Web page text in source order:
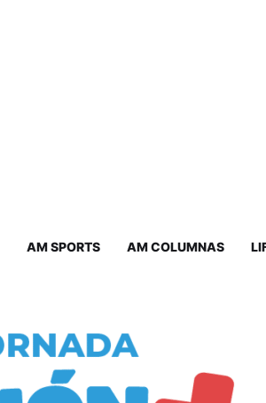
AM SPORTS AM COLUMNAS